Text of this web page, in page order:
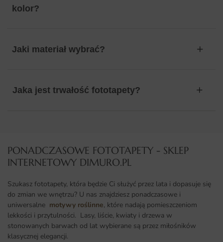
kolor?
Jaki materiał wybrać?
Jaka jest trwałość fototapety?
PONADCZASOWE FOTOTAPETY - SKLEP
INTERNETOWY DIMURO.PL​
Szukasz fototapety, która będzie Ci służyć przez lata i dopasuje się
do zmian we wnętrzu? U nas znajdziesz ponadczasowe i
uniwersalne motywy roślinne, które nadają pomieszczeniom
lekkości i przytulności. Lasy, liście, kwiaty i drzewa w
stonowanych barwach od lat wybierane są przez miłośników
klasycznej elegancji.